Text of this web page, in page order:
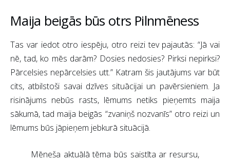
Maija beigās būs otrs Pilnmēness
Tas var iedot otro iespēju, otro reizi tev pajautās: “Jā vai
nē, tad, ko mēs darām? Dosies nedosies? Pirksi nepirksi?
Pārcelsies nepārcelsies utt.” Katram šis jautājums var būt
cits, atbilstoši savai dzīves situācijai un pavērsieniem. Ja
risinājums nebūs rasts, lēmums netiks pieņemts maija
sākumā, tad maija beigās “zvaniņš nozvanīs” otro reizi un
lēmums būs jāpieņem jebkurā situācijā.
Mēneša aktuālā tēma būs saistīta ar resursu,